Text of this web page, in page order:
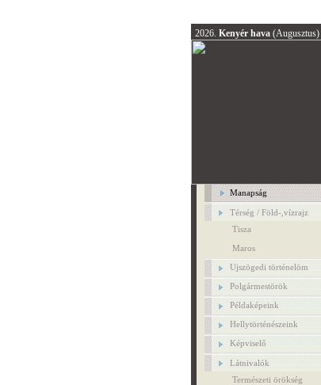
2026. Kenyér hava (Augusztus)
Manapság
Térség / Föld-,vízrajz
Tisza
Maros
Ujszögedi történelöm
Polgármestörök
Példaképeink
Hellytörténészeink
Képviselő
Látnivalók
Természeti örökség